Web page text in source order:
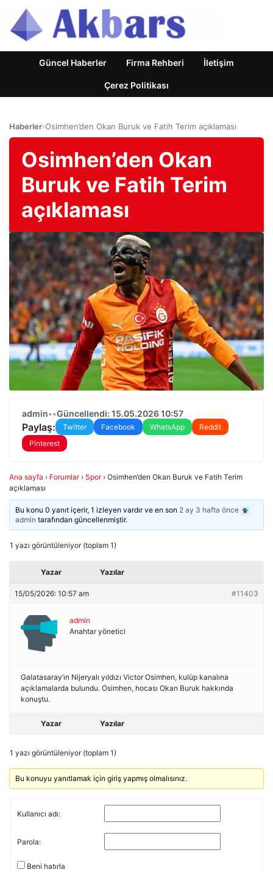
Güncel Haberler Firma Rehberi İletişim
Çerez Politikası
Haberler›Osimhen’den Okan Buruk ve Fatih Terim açıklaması
Osimhen’den Okan
Buruk ve Fatih Terim
açıklaması
admin••Güncellendi: 15.05.2026 10:57
Paylaş: Twitter Facebook WhatsApp
Reddit
Pinterest
Ana sayfa › Forumlar › Spor › Osimhen’den Okan Buruk ve Fatih Terim
açıklaması
Bu konu 0 yanıt içerir, 1 izleyen vardır ve en son 2 ay 3 hafta önce
admin tarafından güncellenmiştir.
1 yazı görüntüleniyor (toplam 1)
Yazar Yazılar
15/05/2026: 10:57 am #11403
admin
Anahtar yönetici
Galatasaray’ın Nijeryalı yıldızı Victor Osimhen, kulüp kanalına
açıklamalarda bulundu. Osimhen, hocası Okan Buruk hakkında
konuştu.
Yazar Yazılar
1 yazı görüntüleniyor (toplam 1)
Bu konuyu yanıtlamak için giriş yapmış olmalısınız.
Kullanıcı adı:
Parola:
Beni hatırla